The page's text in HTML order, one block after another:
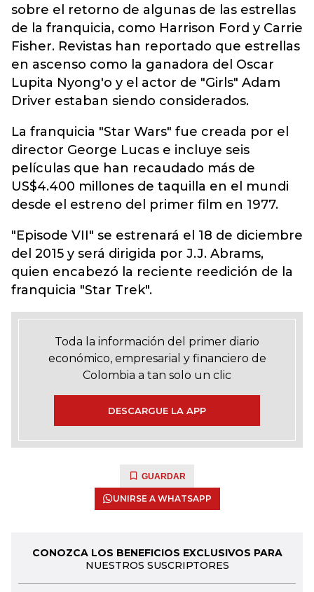
sobre el retorno de algunas de las estrellas
de la franquicia, como Harrison Ford y Carrie
Fisher. Revistas han reportado que estrellas
en ascenso como la ganadora del Oscar
Lupita Nyong'o y el actor de "Girls" Adam
Driver estaban siendo considerados.
La franquicia "Star Wars" fue creada por el
director George Lucas e incluye seis
películas que han recaudado más de
US$4.400 millones de taquilla en el mundi
desde el estreno del primer film en 1977.
"Episode VII" se estrenará el 18 de diciembre
del 2015 y será dirigida por J.J. Abrams,
quien encabezó la reciente reedición de la
franquicia "Star Trek".
Toda la información del primer diario
económico, empresarial y financiero de
Colombia a tan solo un clic
DESCARGUE LA APP
GUARDAR
UNIRSE A WHATSAPP
CONOZCA LOS BENEFICIOS EXCLUSIVOS PARA
NUESTROS SUSCRIPTORES